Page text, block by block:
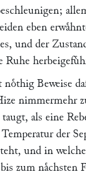
eben
und der
Ruhe
Beweise
nimmermehr
als eine
der
und in
zum naͤchsten